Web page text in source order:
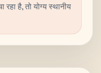
है, तो योग्य स्थानीय